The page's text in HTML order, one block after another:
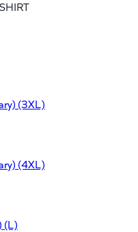
(3XL)
(4XL)
(L)